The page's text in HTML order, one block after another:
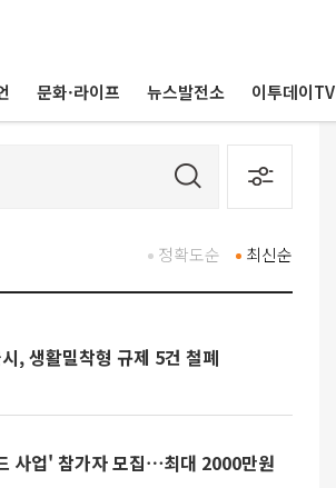
문화·라이프 뉴스발전소 이투데이TV
최신순
정확도순
, 생활밀착형 규제 5건 철폐
사업' 참가자 모집⋯최대 2000만원